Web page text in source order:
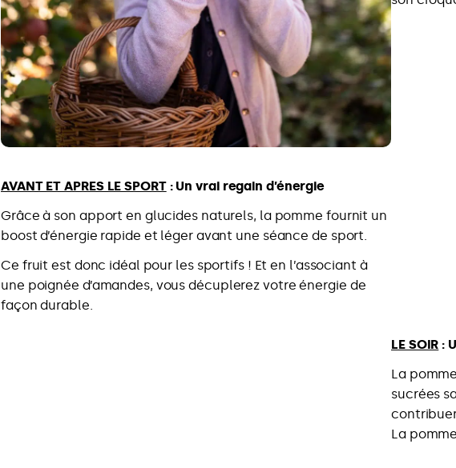
AVANT ET APRES LE SPORT: Un vrai regain d’énergie
Grâce à son apport en glucides naturels, la pomme fournit un
boost d’énergie rapide et léger avant une séance de sport.
Ce fruit est donc idéal pour les sportifs ! Et en l’associant à
une poignée d’amandes, vous décuplerez votre énergie de
façon durable.
LE SOIR :
La
sucrées
La